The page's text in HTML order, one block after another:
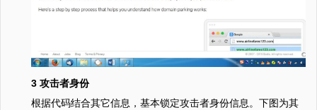
3 攻击者身份
根据代码结合其它信息，基本锁定攻击者身份信息。下图为其